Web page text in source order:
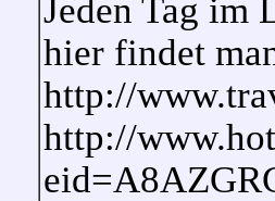
Jeden Tag im
hier findet
http://
http://